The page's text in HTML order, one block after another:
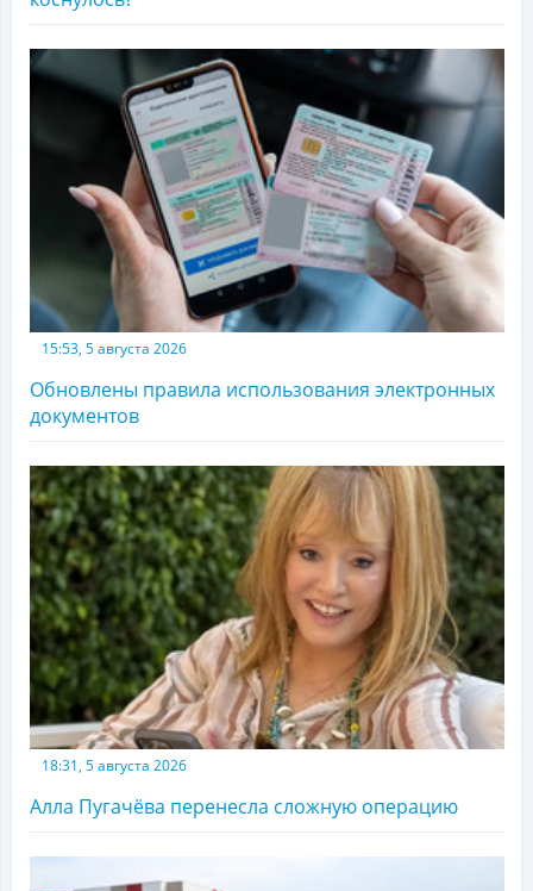
15:53, 5 августа 2026
Обновлены правила использования электронных
документов
18:31, 5 августа 2026
Алла Пугачёва перенесла сложную операцию